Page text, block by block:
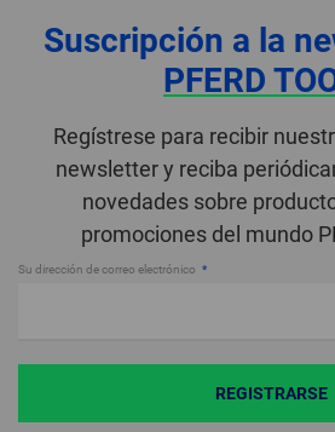
Suscripción a la
PFERD
Regístrese para recibir
newsletter y reciba
novedades sobre
promociones del mundo
Su dirección de correo electrónico
REGISTRARSE